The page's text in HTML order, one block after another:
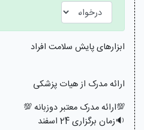
ابزارهای پایش سلامت افراد
ارائه مدرک از هیات پزشکی
💯ارائه مدرک معتبر دوزبانه 💯
🔉زمان برگزاری 24 اسفند